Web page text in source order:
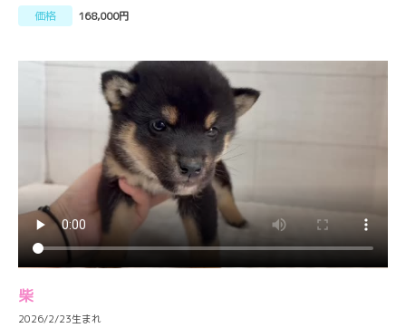
価格
168,000円
柴
2026/2/23生まれ